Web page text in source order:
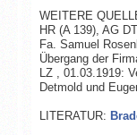
WEITERE
HR (A 139), AG DT
Fa. Samuel
Übergang der
LZ , 01.03.1919:
Detmold und
LITERATUR: